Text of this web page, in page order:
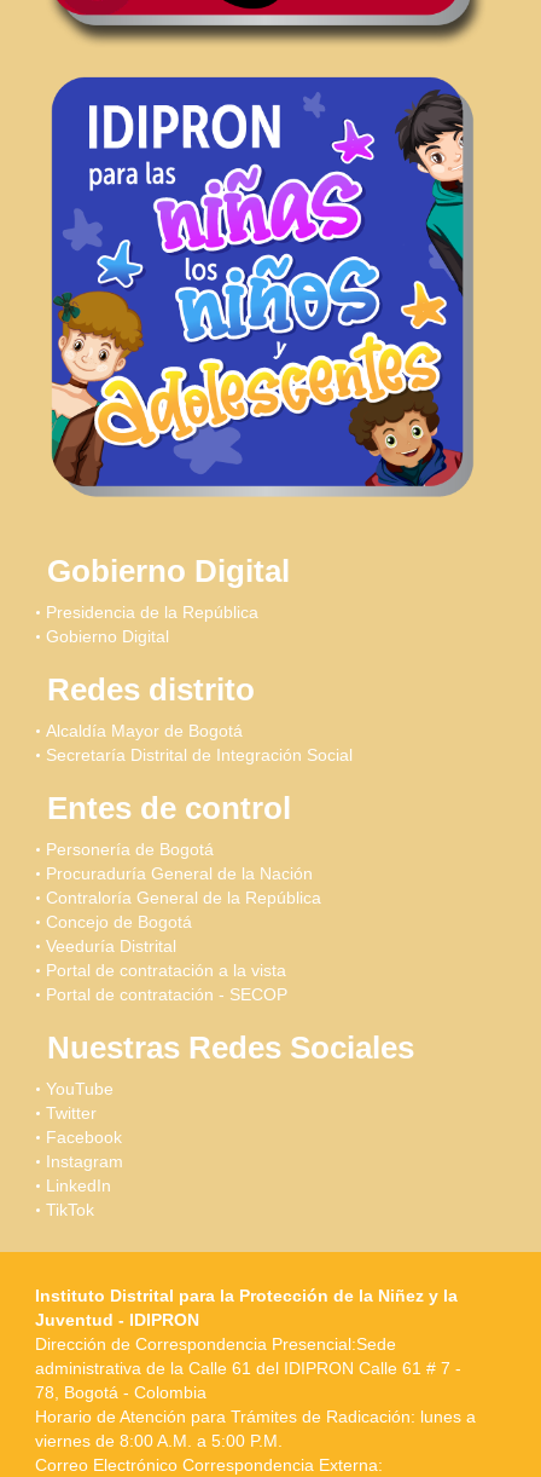
Gobierno Digital
Presidencia de la República
Gobierno Digital
Redes distrito
Alcaldía Mayor de Bogotá
Secretaría Distrital de Integración Social
Entes de control
Personería de Bogotá
Procuraduría General de la Nación
Contraloría General de la República
Concejo de Bogotá
Veeduría Distrital
Portal de contratación a la vista
Portal de contratación - SECOP
Nuestras Redes Sociales
YouTube
Twitter
Facebook
Instagram
LinkedIn
TikTok
Instituto Distrital para la Protección de la Niñez y la
Juventud - IDIPRON
Dirección de Correspondencia Presencial:Sede
administrativa de la Calle 61 del IDIPRON Calle 61 # 7 -
78, Bogotá - Colombia
Horario de Atención para Trámites de Radicación: lunes a
viernes de 8:00 A.M. a 5:00 P.M.
Correo Electrónico Correspondencia Externa: